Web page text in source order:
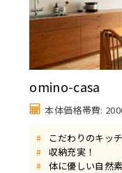
omino-casa
本体価格帯費:
# こだわりのキッ
# 収納充実！
# 体に優しい自然